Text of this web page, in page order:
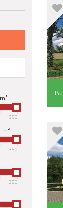
m²
350
m²
350
350